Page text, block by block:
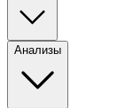
Анализы